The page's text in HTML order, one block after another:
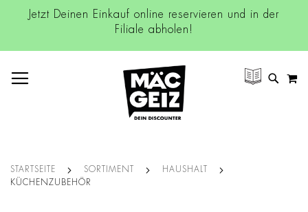
Jetzt Deinen Einkauf online reservieren und in der
Filiale abholen!
SUCHE
STARTSEITE SORTIMENT
HAUSHALT
KÜCHENZUBEHÖR